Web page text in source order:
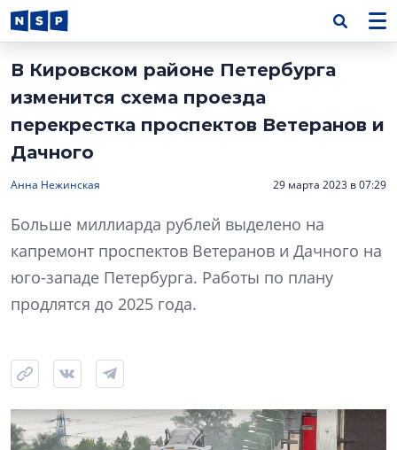
В Кировском районе Петербурга
изменится схема проезда
перекрестка проспектов Ветеранов и
Дачного
Анна Нежинская 29 марта 2023 в 07:29
Больше миллиарда рублей выделено на
капремонт проспектов Ветеранов и Дачного на
юго-западе Петербурга. Работы по плану
продлятся до 2025 года.